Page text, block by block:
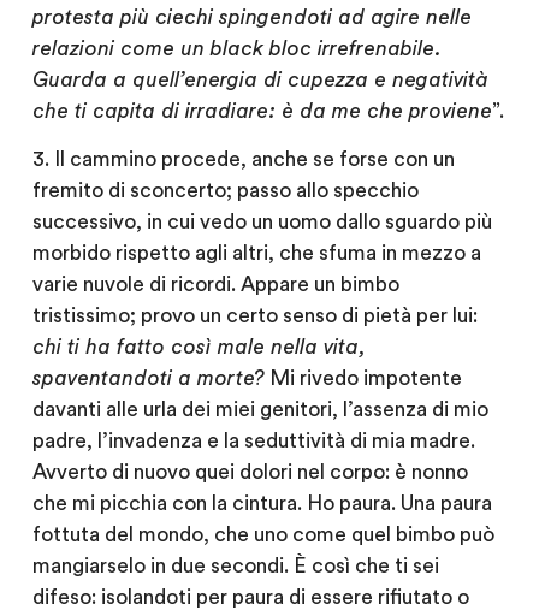
protesta più ciechi spingendoti ad agire nelle
relazioni come un black bloc irrefrenabile.
Guarda a quell’energia di cupezza e negatività
che ti capita di irradiare: è da me che proviene”.
3. Il cammino procede, anche se forse con un
fremito di sconcerto; passo allo specchio
successivo, in cui vedo un uomo dallo sguardo più
morbido rispetto agli altri, che sfuma in mezzo a
varie nuvole di ricordi. Appare un bimbo
tristissimo; provo un certo senso di pietà per lui:
chi ti ha fatto così male nella vita,
spaventandoti a morte?Mi rivedo impotente
davanti alle urla dei miei genitori, l’assenza di mio
padre, l’invadenza e la seduttività di mia madre.
Avverto di nuovo quei dolori nel corpo: è nonno
che mi picchia con la cintura. Ho paura. Una paura
fottuta del mondo, che uno come quel bimbo può
mangiarselo in due secondi. È così che ti sei
difeso: isolandoti per paura di essere rifiutato o